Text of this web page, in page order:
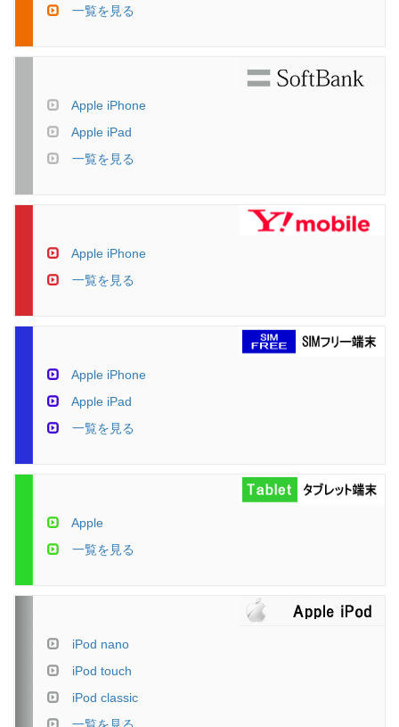
一覧を見る
Apple iPhone
Apple iPad
一覧を見る
Apple iPhone
一覧を見る
Apple iPhone
Apple iPad
一覧を見る
Apple
一覧を見る
iPod nano
iPod touch
iPod classic